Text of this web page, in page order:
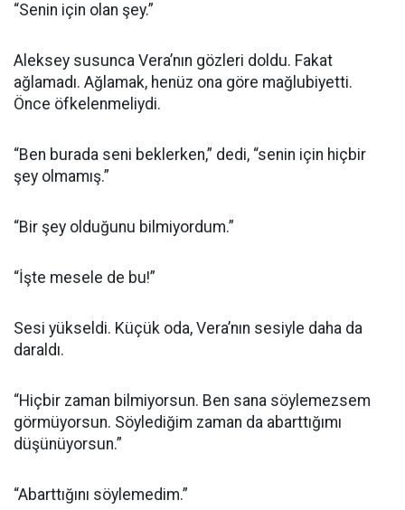
“Senin için olan şey.”
Aleksey susunca Vera’nın gözleri doldu. Fakat
ağlamadı. Ağlamak, henüz ona göre mağlubiyetti.
Önce öfkelenmeliydi.
“Ben burada seni beklerken,” dedi, “senin için hiçbir
şey olmamış.”
“Bir şey olduğunu bilmiyordum.”
“İşte mesele de bu!”
Sesi yükseldi. Küçük oda, Vera’nın sesiyle daha da
daraldı.
“Hiçbir zaman bilmiyorsun. Ben sana söylemezsem
görmüyorsun. Söylediğim zaman da abarttığımı
düşünüyorsun.”
“Abarttığını söylemedim.”